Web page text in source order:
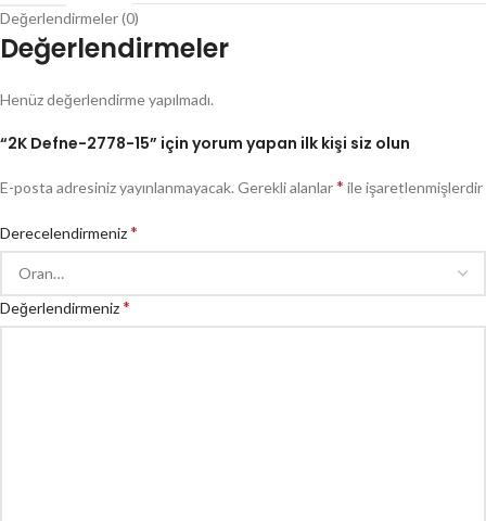
Değerlendirmeler (0)
Değerlendirmeler
Henüz değerlendirme yapılmadı.
“2K Defne-2778-15” için yorum yapan ilk kişi siz olun
E-posta adresiniz yayınlanmayacak. Gerekli alanlar* ile işaretlenmişlerdir
Derecelendirmeniz*
Değerlendirmeniz*